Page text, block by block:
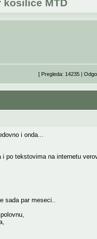
kosilice MTD
[ Pregleda: 14235 |
i onda...
po tekstovima na internetu
sada par meseci..